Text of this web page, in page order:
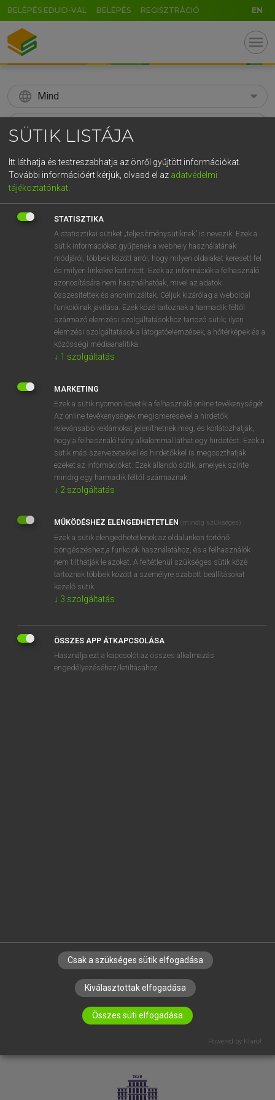
BELÉPÉS EDUID-VAL BELÉPÉS REGISZTRÁCIÓ EN
menu
language Mind
search
Díjmentes angol szótár
hozzáférés
bejárat
hozzáférhetőség
elérés
bejutásvhová
megközelítés
elér
hozzáfér
⚲ access keresése szótárainkban
DÍJMENTES ANGOL SZÓTÁR
acceptant
acceptation
accepted
accessibility
accessible
accessorize
IRATKOZZ FEL HÍRLEVELÜNKRE!
SÜTIK LISTÁJA
Itt láthatja és testreszabhatja az önről gyűjtött információkat.
További információért kérjük, olvasd el az adatvédelmi
tájékoztatónkat
STATISZTIKA
A statisztikai sütiket „teljesítménysütiknek” is nevezik. Ezek a
sütik információkat gyűjtenek a webhely használatának
módjáról, többek között arról, hogy milyen oldalakat keresett fel
és milyen linkekre kattintott. Ezek az információk a felhasználó
azonosítására nem használhatóak, mivel az adatok
összesítettek és anonimizáltak. Céljuk kizárólag a weboldal
funkcióinak javítása. Ezek közé tartoznak a harmadik féltől
származó elemzési szolgáltatásokhoz tartozó sütik; ilyen
elemzési szolgáltatások a látogatóelemzések, a hőtérképek és a
közösségi médiaanalitika.
↓ 1 szolgáltatás
MARKETING
Ezek a sütik nyomon követik a felhasználó online tevékenységét.
Az online tevékenységek megismerésével a hirdetők
relevánsabb reklámokat jeleníthetnek meg, és korlátozhatják,
hogy a felhasználó hány alkalommal láthat egy hirdetést. Ezek a
sütik más szervezetekkel és hirdetőkkel is megoszthatják
ezeket az információkat. Ezek állandó sütik, amelyek szinte
mindig egy harmadik féltől származnak.
↓ 2 szolgáltatás
MŰKÖDÉSHEZ ELENGEDHETETLEN (mindig szükséges)
Ezek a sütik elengedhetetlenek az oldalunkon történő
böngészéshez,a funkciók használatához, és a felhasználók
nem tilthatják le azokat. A feltétlenül szükséges sütik közé
tartoznak többek között a személyre szabott beállításokat
kezelő sütik.
↓ 3 szolgáltatás
ÖSSZES APP ÁTKAPCSOLÁSA
Használja ezt a kapcsolót az összes alkalmazás
engedélyezéséhez/letiltásához.
Csak a szükséges sütik elfogadása
Kiválasztottak elfogadása
Összes süti elfogadása
Powered by Klaro!
5 6 7 8 9 ö ü ó
t z
j k
n m , . - AltGr